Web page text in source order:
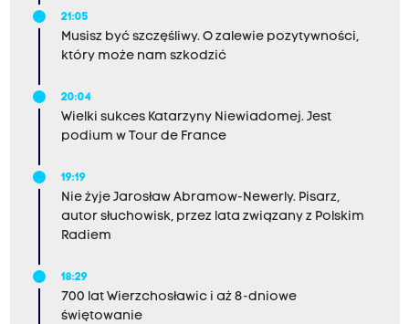
21:05
Musisz być szczęśliwy. O zalewie pozytywności,
który może nam szkodzić
20:04
Wielki sukces Katarzyny Niewiadomej. Jest
podium w Tour de France
19:19
Nie żyje Jarosław Abramow-Newerly. Pisarz,
autor słuchowisk, przez lata związany z Polskim
Radiem
18:29
700 lat Wierzchosławic i aż 8-dniowe
świętowanie